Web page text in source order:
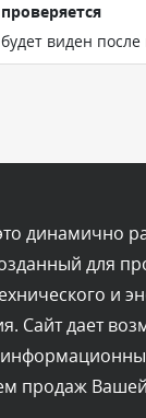
виден
виден
динамично
для
и
Сайт дает
продаж